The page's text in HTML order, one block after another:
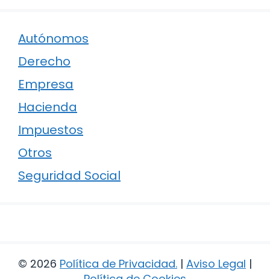
Autónomos
Derecho
Empresa
Hacienda
Impuestos
Otros
Seguridad Social
© 2026 Política de Privacidad. | Aviso Legal |